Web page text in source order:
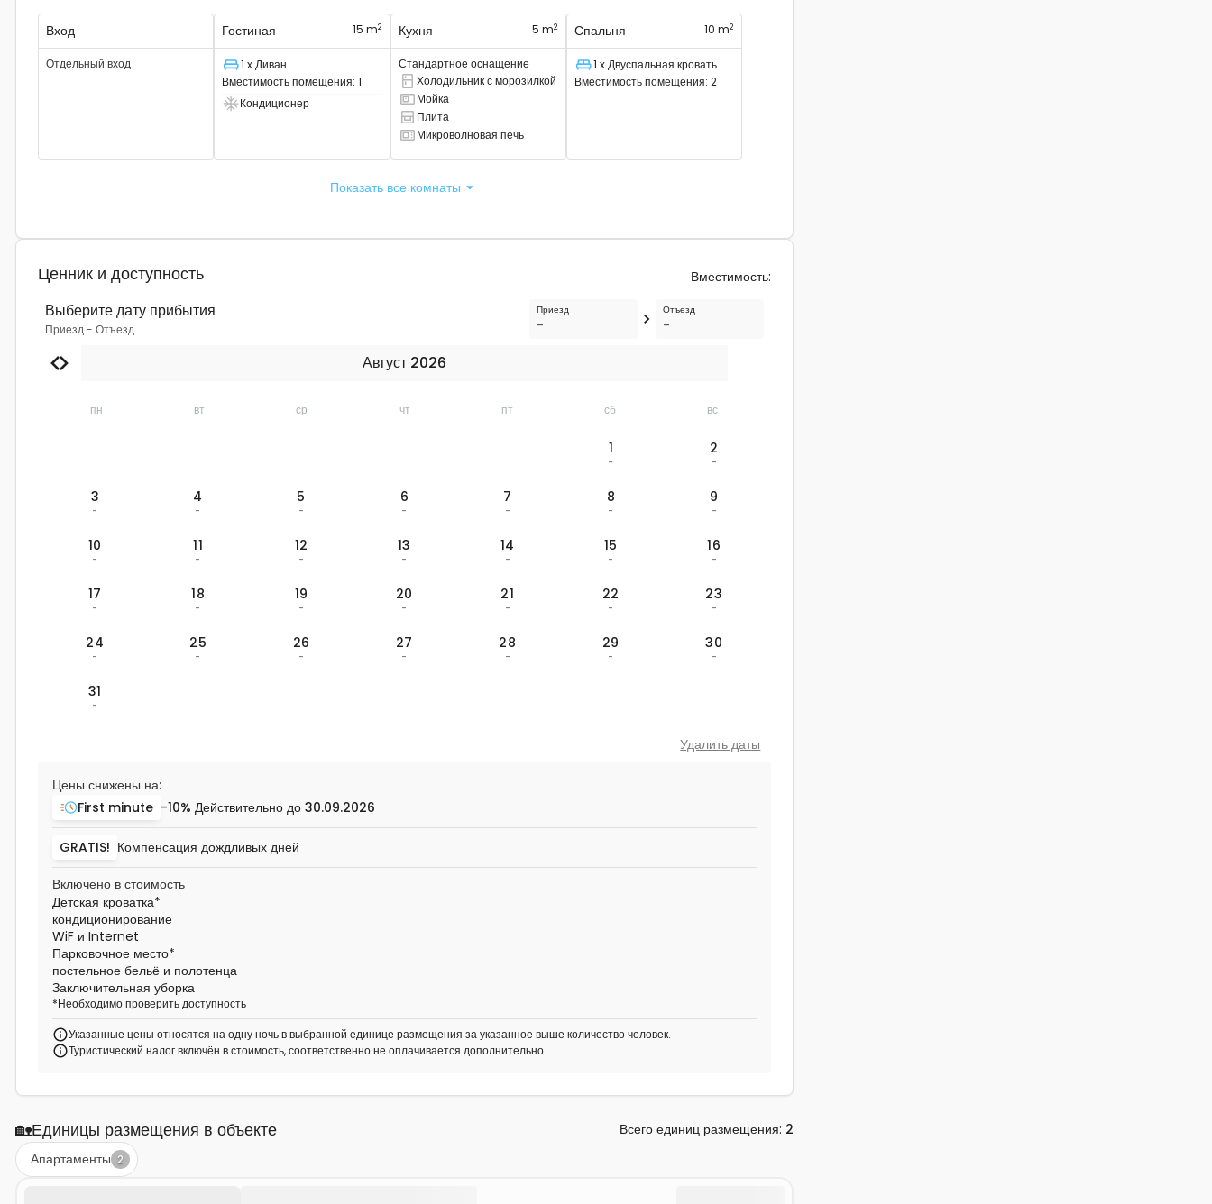
Вход
Отдельный вход
Гостиная 15 m2
Спальное место
1 x Диван
Вместимость помещения:1
Есть кондиционер
Кондиционер
Кухня 5 m2
Стандартное оснащение
Есть комбинированный холодильник.
Холодильник с морозилкой
Там есть раковина
Мойка
Там есть плита
Плита
Есть микроволновая печь
Микроволновая печь
Спальня 10 m2
Спальное место
1 x Двуспальная кровать
Вместимость помещения: 2
Показать все комнаты
Ценник и доступность Вместимость:
Выберите дату прибытия
Приезд- Отъезд
Приезд
-
Отъезд
-
Август 2026
пн вт ср чт пт сб вс
1
-
2
-
3
-
4
-
5
-
6
-
7
-
8
-
9
-
10
-
11
-
12
-
13
-
14
-
15
-
16
-
17
-
18
-
19
-
20
-
21
-
22
-
23
-
24
-
25
-
26
-
27
-
28
-
29
-
30
-
31
-
Удалить даты
Цены снижены на:
First minute -10% Действительно до 30.09.2026
GRATIS! Компенсация дождливых дней
Включено в стоимость
Детская кроватка*
кондиционирование
WiF и Internet
Парковочное место*
постельное бельё и полотенца
Заключительная уборка
*Необходимо проверить доступность
Указанные цены относятся на одну ночь в выбранной единице размещения за указанное выше количество человек.
Туристический налог включён в стоимость, соответственно не оплачивается дополнительно
🏡Единицы размещения в объекте Всего единиц размещения: 2
Апартаменты 2